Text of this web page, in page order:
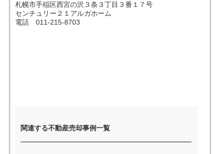
スタッフ紹介
札幌市手稲区西宮の沢３条３丁目３番１７号
センチュリー２１アルガホーム
電話 011-215-8703
関連する不動産売却事例一覧